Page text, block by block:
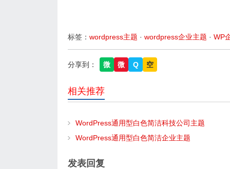
标签： wordpress主题 · wordpress企业主题 · WP
分享到： 微 微 Q 空
相关推荐
WordPress通用型白色简洁科技公司主题
WordPress通用型白色简洁企业主题
发表回复